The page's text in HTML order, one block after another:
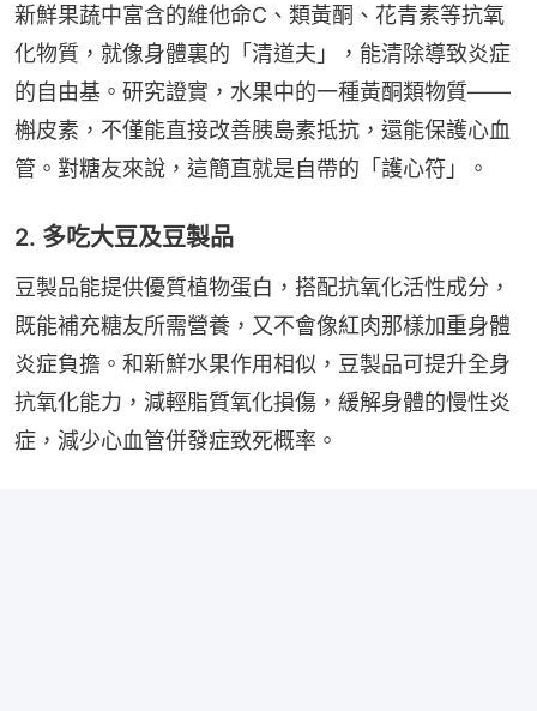
新鮮果蔬中富含的維他命C、類黃酮、花青素等抗氧
化物質，就像身體裏的「清道夫」，能清除導致炎症
的自由基。研究證實，水果中的一種黃酮類物質——
槲皮素，不僅能直接改善胰島素抵抗，還能保護心血
管。對糖友來說，這簡直就是自帶的「護心符」。
2. 多吃大豆及豆製品
豆製品能提供優質植物蛋白，搭配抗氧化活性成分，
既能補充糖友所需營養，又不會像紅肉那樣加重身體
炎症負擔。和新鮮水果作用相似，豆製品可提升全身
抗氧化能力，減輕脂質氧化損傷，緩解身體的慢性炎
症，減少心血管併發症致死概率。